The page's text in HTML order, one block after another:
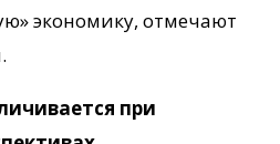
экономику, отмечают
при